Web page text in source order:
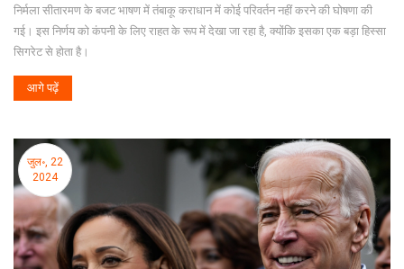
निर्मला सीतारमण के बजट भाषण में तंबाकू कराधान में कोई परिवर्तन नहीं करने की घोषणा की
गई। इस निर्णय को कंपनी के लिए राहत के रूप में देखा जा रहा है, क्योंकि इसका एक बड़ा हिस्सा
सिगरेट से होता है।
आगे पढ़ें
जुल॰, 22
2024